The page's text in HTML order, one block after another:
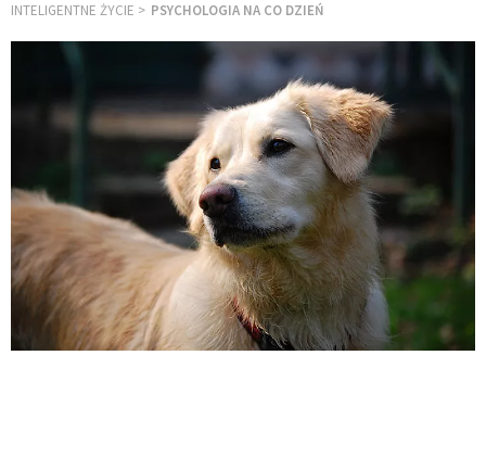
INTELIGENTNE ŻYCIE PSYCHOLOGIA NA CO DZIEŃ